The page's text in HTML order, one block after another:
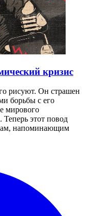
кризис
рисуют. Он страшен
борьбы с его
мирового
Теперь этот повод
напоминающим